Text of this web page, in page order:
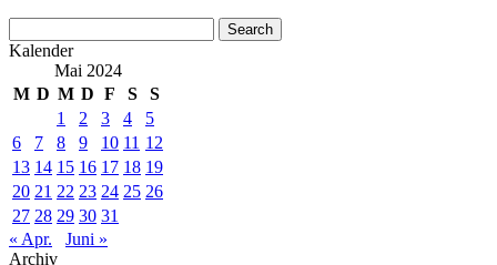
Kalender
Mai 2024
M D M D F S
S
1
2 3 4
5
6
7 8 9 10 11 12
13 14 15 16 17 18 19
20 21 22 23 24 25 26
27 28 29 30 31
« Apr.
Juni »
Archiv